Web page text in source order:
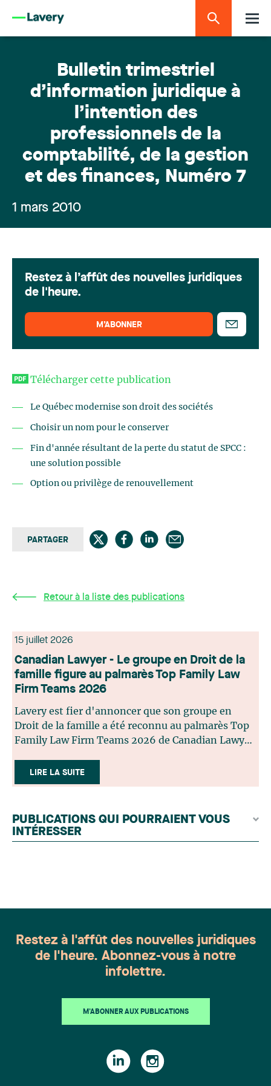
Bulletin trimestriel
d’information juridique à
l’intention des
professionnels de la
comptabilité, de la gestion
et des finances, Numéro 7
1 mars 2010
Télécharger cette publication
Le Québec modernise son droit des sociétés
Choisir un nom pour le conserver
Fin d'année résultant de la perte du statut de SPCC :
une solution possible
Option ou privilège de renouvellement
PARTAGER
Retour à la liste des publications
Restez à l’affût des nouvelles juridiques
de l'heure.
M’ABONNER
15 juillet 2026
Canadian Lawyer - Le groupe en Droit de la
famille figure au palmarès Top Family Law
Firm Teams 2026
Lavery est fier d'annoncer que son groupe en
Droit de la famille a été reconnu au palmarès Top
Family Law Firm Teams 2026 de Canadian Lawyer.
sélection rigoureux, fondé sur des nominations
issues du lectorat, d'associations juridiques et de
par un jury indépendant composé de praticiens
chevronnés en droit de la famille provenant de
l'ensemble du Canada. Cette distinction
LIRE LA SUITE
PUBLICATIONS QUI POURRAIENT VOUS
INTÉRESSER
Restez à l'affût des nouvelles juridiques
de l'heure. Abonnez-vous à notre
infolettre.
M'ABONNER AUX PUBLICATIONS